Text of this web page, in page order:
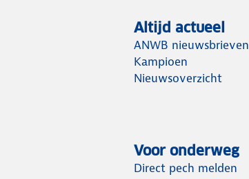
Altijd actueel
ANWB nieuwsbrieven
Kampioen
Nieuwsoverzicht
Voor onderweg
Direct pech melden